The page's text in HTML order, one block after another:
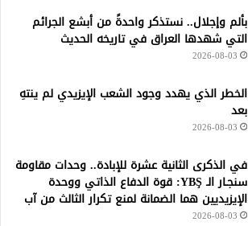
بألم وإجلال.. نستذكر واحدةً من أبشع الجرائم
التي شهدها العراق في تاريخه الحديث
2026-08-03
الخطر الذي يهدد وجود الشعب الإيزيدي لم ينتهِ
بعد
2026-08-03
في الذكرى الثانية عشرة للإبادة.. وحدات مقاومة
سنجـار الـ YBŞ: قوة الدفاع الذاتي ووحدة
الإيزيديين هما الضمانة لمنع تكرار الثالث من آب
2026-08-03